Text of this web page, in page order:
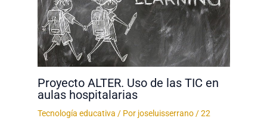
Proyecto ALTER. Uso de las TIC en
aulas hospitalarias
Tecnología educativa / Por joseluisserrano/22